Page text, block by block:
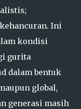
Ini
kondisi
gurita
dalam bentuk
global,
generasi masih